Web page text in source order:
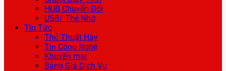
HUB Chuyển Đổi
USB/ Thẻ Nhớ
Tin Tức
Thủ Thuật Hay
Tin Công Nghệ
Khuyến mại
Bảng Giá Dịch Vụ